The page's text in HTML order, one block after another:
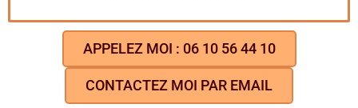
APPELEZ MOI : 06 10 56 44 10
CONTACTEZ MOI PAR EMAIL